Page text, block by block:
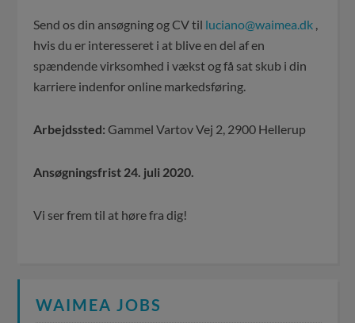
Send os din ansøgning og CV til luciano@waimea.dk ,
hvis du er interesseret i at blive en del af en
spændende virksomhed i vækst og få sat skub i din
karriere indenfor online markedsføring.
Arbejdssted: Gammel Vartov Vej 2, 2900 Hellerup
Ansøgningsfrist 24. juli 2020.
Vi ser frem til at høre fra dig!
WAIMEA JOBS